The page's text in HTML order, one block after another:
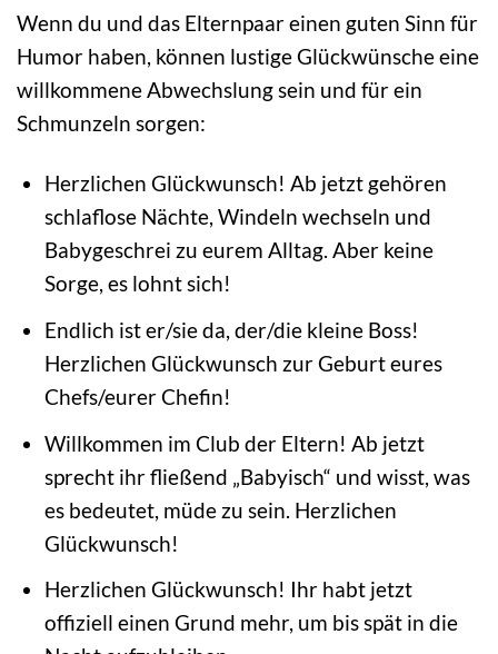
Wenn du und das Elternpaar einen guten Sinn für
Humor haben, können lustige Glückwünsche eine
willkommene Abwechslung sein und für ein
Schmunzeln sorgen:
Herzlichen Glückwunsch! Ab jetzt gehören
schlaflose Nächte, Windeln wechseln und
Babygeschrei zu eurem Alltag. Aber keine
Sorge, es lohnt sich!
Endlich ist er/sie da, der/die kleine Boss!
Herzlichen Glückwunsch zur Geburt eures
Chefs/eurer Chefin!
Willkommen im Club der Eltern! Ab jetzt
sprecht ihr fließend „Babyisch“ und wisst, was
es bedeutet, müde zu sein. Herzlichen
Glückwunsch!
Herzlichen Glückwunsch! Ihr habt jetzt
offiziell einen Grund mehr, um bis spät in die